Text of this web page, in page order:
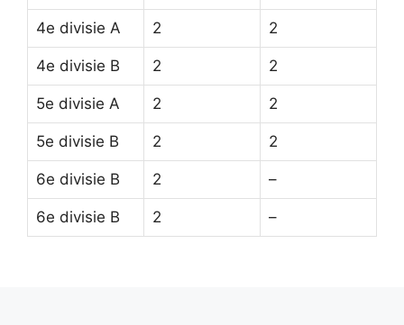
4e divisie A 2 2
4e divisie B 2 2
5e divisie A 2 2
5e divisie B 2 2
6e divisie B 2 –
6e divisie B 2 –